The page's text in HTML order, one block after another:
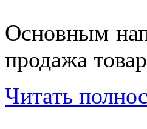
Основным
продажа
Читать